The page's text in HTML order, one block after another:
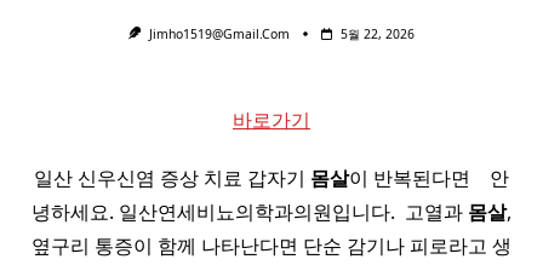
Jimho1519@gmail.com 5월 22, 2026
바로가기
일산 신우신염 증상 치료 갑자기 몸살이 반복된다면 ​ ​ ​ 안
녕하세요. 일산연세비뇨의학과의원입니다. ​ 고열과 몸살,
옆구리 통증이 함께 나타난다면 단순 감기나 피로라고 생